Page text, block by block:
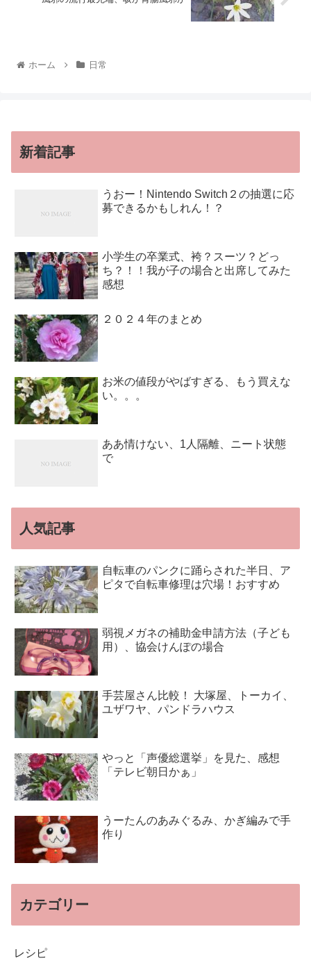
ホーム 日常
新着記事
うおー！Nintendo Switch２の抽選に応
募できるかもしれん！？
小学生の卒業式、袴？スーツ？どっ
ち？！！我が子の場合と出席してみた
感想
２０２４年のまとめ
お米の値段がやばすぎる、もう買えな
い。。。
ああ情けない、1人隔離、ニート状態
で
人気記事
自転車のパンクに踊らされた半日、ア
ピタで自転車修理は穴場！おすすめ
弱視メガネの補助金申請方法（子ども
用）、協会けんぽの場合
手芸屋さん比較！ 大塚屋、トーカイ、
ユザワヤ、パンドラハウス
やっと「声優総選挙」を見た、感想
「テレビ朝日かぁ」
うーたんのあみぐるみ、かぎ編みで手
作り
カテゴリー
レシピ